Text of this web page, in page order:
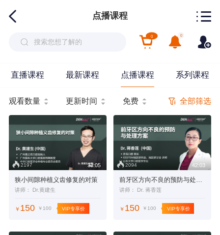
点播课程
0 0
直播课程 最新课程 点播课程 系列课程
观看数量 更新时间 免费 全部筛选
33:05
2197
狭小间隙种植义齿修复的对策
讲师： Dr.黄建生
￥ 150 ￥100 VIP专享价
42:03
2094
讲师： Dr. 蒋香莲
￥ 150 ￥100 VIP专享价